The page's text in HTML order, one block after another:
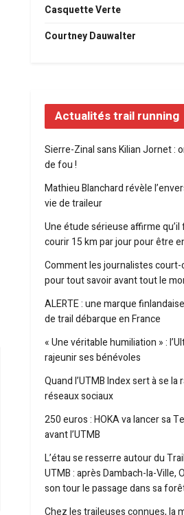
Casquette Verte
Courtney Dauwalter
Actualités trail running
Sierre-Zinal sans Kilian Jornet :
de fou !
Mathieu Blanchard révèle
vie de traileur
Une étude sérieuse affirme
courir 15 km par jour pour être
Comment les journalistes
pour tout savoir avant tout le
ALERTE : une marque
de trail débarque en France
« Une véritable humiliation » :
rajeunir ses bénévoles
Quand l’UTMB Index sert à se la
réseaux sociaux
250 euros : HOKA va lancer sa
avant l’UTMB
L’étau se resserre autour du
UTMB : après Dambach-la-Ville,
son tour le passage dans sa
Chez les traileuses connues, la